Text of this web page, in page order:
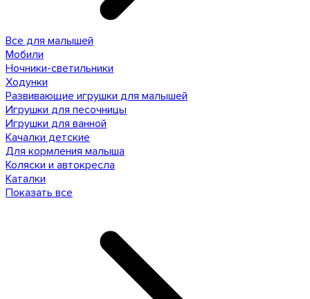
Все для малышей
Мобили
Ночники-светильники
Ходунки
Развивающие игрушки для малышей
Игрушки для песочницы
Игрушки для ванной
Качалки детские
Для кормления малыша
Коляски и автокресла
Каталки
Показать все